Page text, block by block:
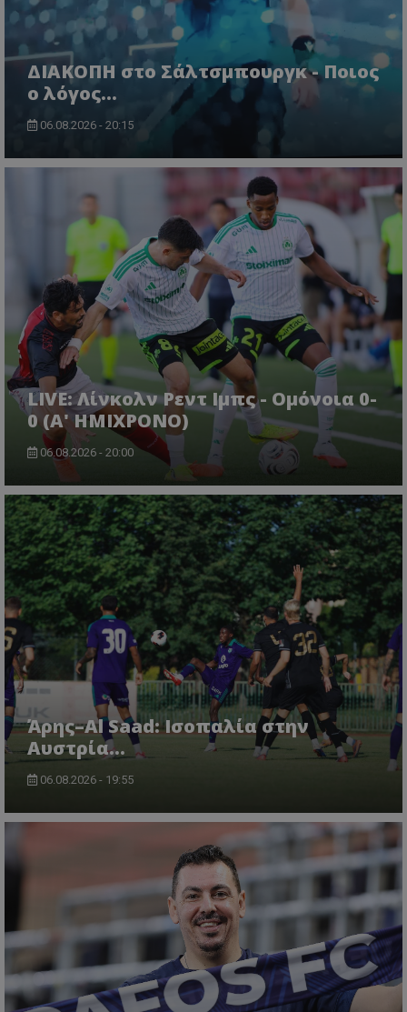
ΔΙΑΚΟΠΗ στο Σάλτσμπουργκ - Ποιος
ο λόγος...
06.08.2026 - 20:15
LIVE: Λίνκολν Ρεντ Ιμπς - Ομόνοια 0-
0 (Α' ΗΜΙΧΡΟΝΟ)
06.08.2026 - 20:00
Άρης–Al Saad: Ισοπαλία στην
Αυστρία...
06.08.2026 - 19:55